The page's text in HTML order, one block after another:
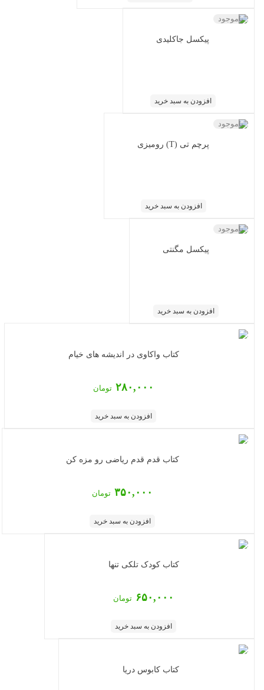
پیکسل جاکلیدی
ناموجود
افزودن به سبد خرید
پرچم تی (T) رومیزی
ناموجود
افزودن به سبد خرید
پیکسل مگنتی
ناموجود
افزودن به سبد خرید
کتاب واکاوی در اندیشه های خیام
۲۸۰,۰۰۰ تومان
افزودن به سبد خرید
کتاب قدم قدم ریاضی رو مزه کن
۳۵۰,۰۰۰ تومان
افزودن به سبد خرید
کتاب کودک تلکی تنها
۶۵۰,۰۰۰ تومان
افزودن به سبد خرید
کتاب کابوس دریا